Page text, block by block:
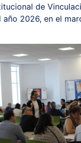
de
año 2026, en el